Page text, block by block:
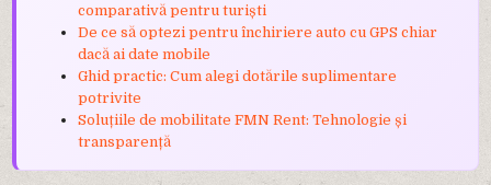
comparativă pentru turiști
De ce să optezi pentru închiriere auto cu GPS chiar
dacă ai date mobile
Ghid practic: Cum alegi dotările suplimentare
potrivite
Soluțiile de mobilitate FMN Rent: Tehnologie și
transparență